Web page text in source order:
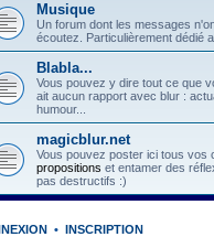
Musique
Un forum dont les messages
écoutez. Particulièrement dédié
Blabla...
Vous pouvez y dire tout ce que
ait aucun rapport avec blur :
humour...
magicblur.net
Vous pouvez poster ici tous vos
propositions et entamer des
pas destructifs :)
• INSCRIPTION